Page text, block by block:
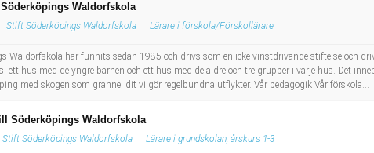
Waldorfskola
Stift Söderköpings Waldorfskola Lärare i förskola/Förskollärare
Waldorfskola har funnits sedan 1985 och drivs som en icke vinstdrivande stiftelse och
ett hus med de yngre barnen och ett hus med de äldre och tre grupper i varje hus. Det
med skogen som granne, dit vi gör regelbundna utflykter. Vår pedagogik Vår förskola...
Söderköpings Waldorfskola
Stift Söderköpings Waldorfskola Lärare i grundskolan, årskurs 1-3